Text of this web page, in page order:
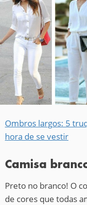
Ombros largos: 5
hora de se vestir
Camisa
Preto no branco! O
de cores que todas